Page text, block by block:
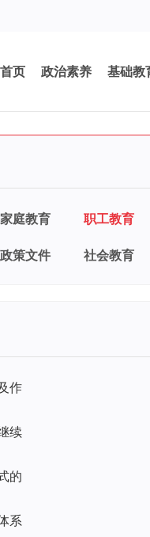
首页 政治素养 基础教
家庭教育 职工教育
政策文件 社会教育
作
续
的
系